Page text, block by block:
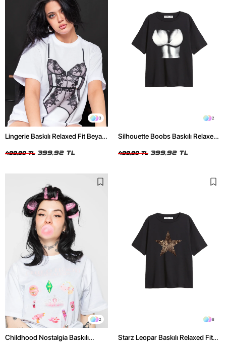
3
Lingerie Baskılı Relaxed Fit Beyaz
499,90 TL 399,92 TL
2
Silhouette Boobs Baskılı Relaxed
499,90 TL 399,92 TL
2
Childhood Nostalgia Baskılı
8
Starz Leopar Baskılı Relaxed Fit